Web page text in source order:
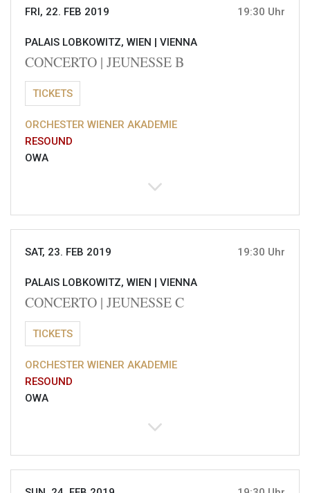
FRI, 22. FEB 2019 19:30 Uhr
PALAIS LOBKOWITZ, WIEN | VIENNA
CONCERTO | JEUNESSE B
TICKETS
ORCHESTER WIENER AKADEMIE
RESOUND
OWA
SAT, 23. FEB 2019 19:30 Uhr
PALAIS LOBKOWITZ, WIEN | VIENNA
CONCERTO | JEUNESSE C
TICKETS
ORCHESTER WIENER AKADEMIE
RESOUND
OWA